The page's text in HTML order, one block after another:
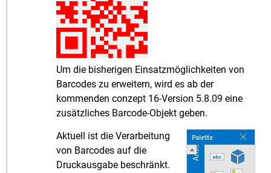
Um die bisherigen Einsatzmöglichkeiten von
Barcodes zu erweitern, wird es ab der
kommenden conzept 16-Version 5.8.09 eine
zusätzliches Barcode-Objekt geben.
Aktuell ist die Verarbeitung
von Barcodes auf die
Druckausgabe beschränkt.